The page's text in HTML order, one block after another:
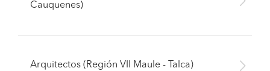
Cauquenes)
Arquitectos (Región VII Maule - Talca)